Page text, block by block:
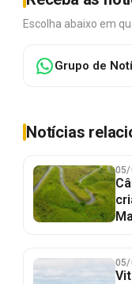
Escolha abaixo em
Grupo de
Notícias
05/
05/